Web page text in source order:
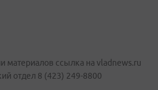
материалов ссылка на vladnews.ru
отдел 8 (423) 249-8800